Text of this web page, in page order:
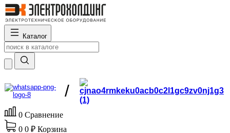
Каталог
/
0 Сравнение
0 0 ₽ Корзина